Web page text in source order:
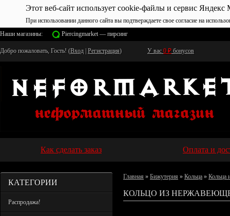
Этот веб-сайт использует cookie-файлы и сервис Яндекс
При использовании данного сайта вы подтверждаете свое согласие на
Наши магазины:
Piercingmarket — пирсинг
Добро пожаловать, Гость! (Вход Регистрация) У вас 0 ₽ бонусов
Как сделать заказ Оплата и
КАТЕГОРИИ
Распродажа!
Главная » Бижутерия » Кольца » Кольца
КОЛЬЦО ИЗ